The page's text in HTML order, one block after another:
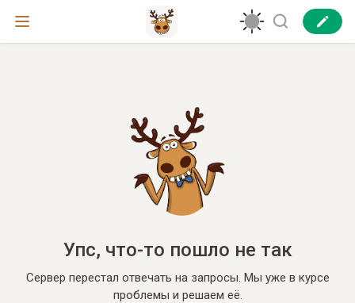
Упс, что-то пошло не так
Сервер перестал отвечать на запросы. Мы уже в курсе
проблемы и решаем её.